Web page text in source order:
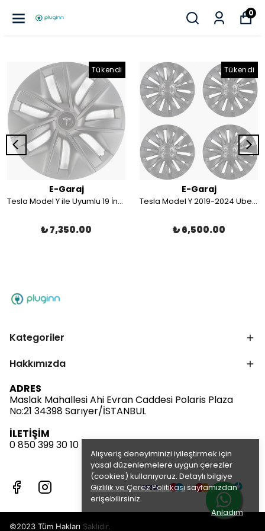
0
Alışveriş deneyiminizi iyileştirmek için
yasal düzenlemelere uygun çerezler
(cookies) kullanıyoruz. Detaylı bilgiye
Gizlilik ve Çerez Politikası sayfamızdan
erişebilirsiniz.
Anladım
Tükendi
E-Garaj
Tesla Model Y ile Uyumlu 19 İnç Logolu Jant Kapağı Stil 7 Mat Siyah 4'lü Set | Juniper Uyumlu Değildir
₺ 7,350.00
Tükendi
E-Garaj
Tesla Model Y 2019-2024 Uberturbine V2 Jant Kapakları (4'lü Set) | Juniper Uyumlu Değildir
₺ 6,500.00
Kategoriler
Hakkımızda
ADRES
Maslak Mahallesi Ahi Evran Caddesi Polaris Plaza
No:21 34398 Sarıyer/İSTANBUL
İLETİŞİM
0 850 399 30 10
©2023 Tüm Hakları Saklıdır.